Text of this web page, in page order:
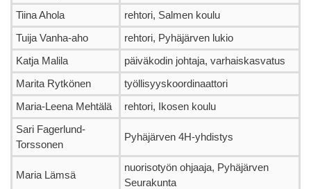
Tiina Ahola rehtori, Salmen koulu
Tuija Vanha-aho rehtori, Pyhäjärven lukio
Katja Malila päiväkodin johtaja, varhaiskasvatus
Marita Rytkönen työllisyyskoordinaattori
Maria-Leena Mehtälä rehtori, Ikosen koulu
Sari Fagerlund-
Torssonen
Pyhäjärven 4H-yhdistys
Maria Lämsä
nuorisotyön ohjaaja, Pyhäjärven
Seurakunta